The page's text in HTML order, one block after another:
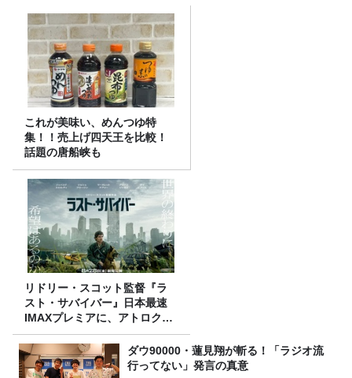
これが美味い、めんつゆ特
集！！売上げ四天王を比較！
話題の唐船峡も
リドリー・スコット監督『ラ
スト・サバイバー』日本最速
IMAXプレミアに、アトロクリ
スナー60名をご招待！
ダウ90000・蓮見翔が斬る！「ラジオ流
行ってない」発言の真意